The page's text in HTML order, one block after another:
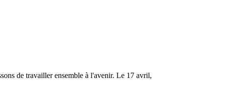
de travailler ensemble à l'avenir. Le 17 avril,